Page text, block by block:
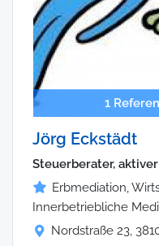
1
Jörg Eckstädt
Steuerberater,
Erbmediation,
Innerbetriebliche
Nordstraße 23,